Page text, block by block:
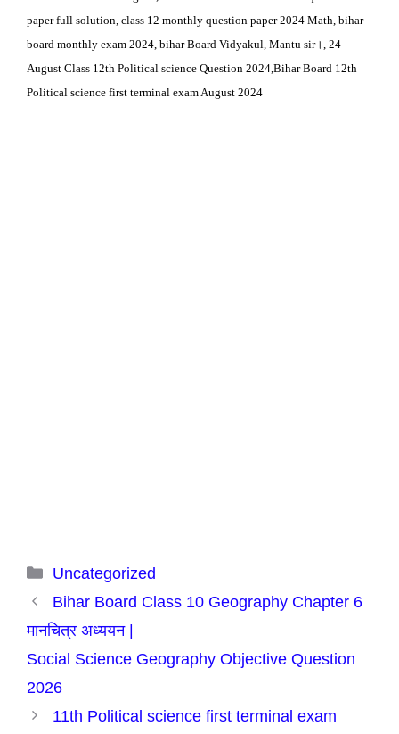
paper full solution, class 12 monthly question paper 2024 Math, bihar
board monthly exam 2024, bihar Board Vidyakul, Mantu sir।, 24
August Class 12th Political science Question 2024,Bihar Board 12th
Political science first terminal exam August 2024
Categories
Uncategorized
Bihar Board Class 10 Geography Chapter 6
मानचित्र अध्ययन |
Social Science Geography Objective Question
2026
11th Political science first terminal exam